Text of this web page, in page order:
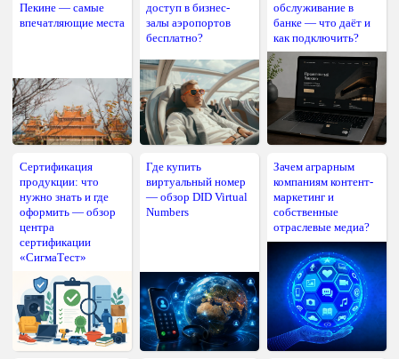
Пекине — самые
впечатляющие места
доступ в бизнес-
залы аэропортов
бесплатно?
обслуживание в
банке — что даёт и
как подключить?
Сертификация
продукции: что
нужно знать и где
оформить — обзор
центра
сертификации
«СигмаТест»
Где купить
виртуальный номер
— обзор DID Virtual
Numbers
Зачем аграрным
компаниям контент-
маркетинг и
собственные
отраслевые медиа?